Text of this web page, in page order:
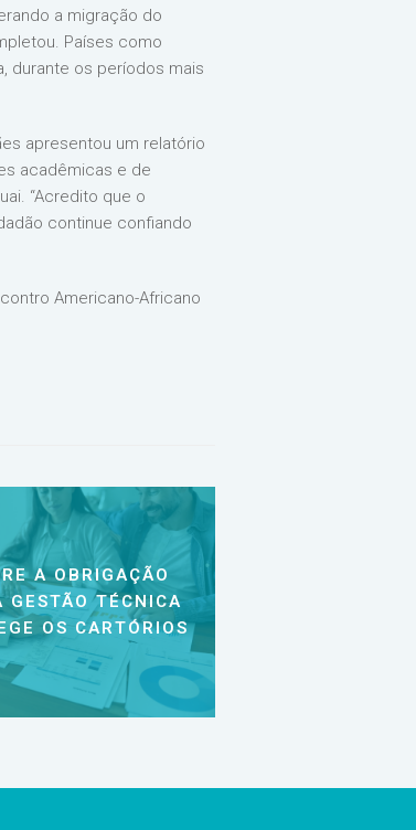
a migração do
Países como
durante os períodos mais
apresentou um relatório
acadêmicas e de
“Acredito que o
continue confiando
Americano-Africano
A OBRIGAÇÃO
GESTÃO TÉCNICA
OS CARTÓRIOS